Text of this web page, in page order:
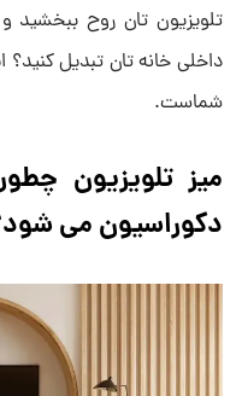
تلویزیون ‌تان روح ببخشید
داخلی خانه ‌تان تبدیل کنید؟
شماست.
میز تلویزیون
دکوراسیون می